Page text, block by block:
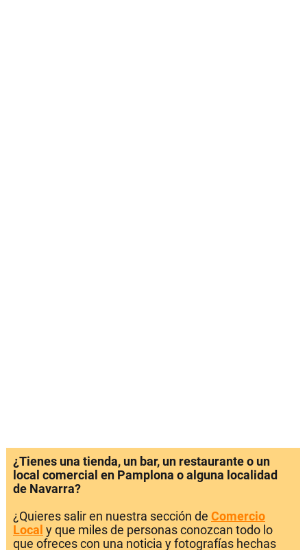
¿Tienes una tienda, un bar, un restaurante o un
local comercial en Pamplona o alguna localidad
de Navarra?
¿Quieres salir en nuestra sección de Comercio
Local y que miles de personas conozcan todo lo
que ofreces con una noticia y fotografías hechas